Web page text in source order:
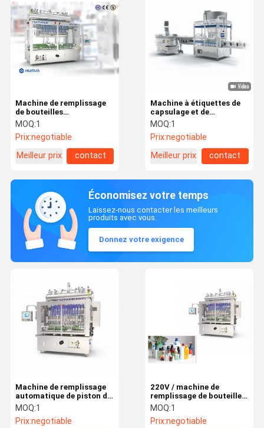
Machine de remplissage
de bouteilles
automatique chimique de
l'industrie 220V
MOQ:1
Prix:negotiable
Meilleur prix
contact
Machine à étiquettes de
capsulage et de
remplissage
complètement
automatique de HUITUO
pour le ketchup
MOQ:1
Prix:negotiable
Meilleur prix
contact
Économisez votre temps
Laissez-nous contacter les meilleurs
produits avec vous.
Donnez votre exigence
220V / machine de
remplissage de bouteilles
380V automatique
cosmétique
MOQ:1
Prix:negotiable
Machine de remplissage
automatique de piston de
débitmètre de Huituo
pour les antiseptiques, le
disinfector et
MOQ:1
Prix:negotiable